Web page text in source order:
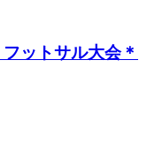
ットサル大会＊